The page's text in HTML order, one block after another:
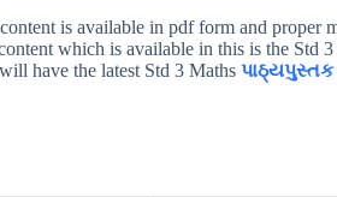
is available in pdf form and proper
which is available in this is the Std
have the latest Std 3 Maths પાઠ્યપુસ્તક